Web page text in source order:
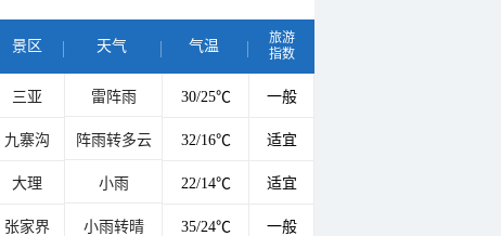
景区 天气 气温
旅游
指数
三亚 雷阵雨 30/25℃ 一般
九寨沟 阵雨转多云 32/16℃ 适宜
大理 小雨 22/14℃ 适宜
张家界 小雨转晴 35/24℃ 一般